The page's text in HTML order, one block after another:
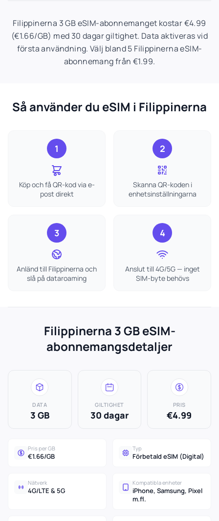
Filippinerna 3 GB eSIM-abonnemanget kostar €4.99
(€1.66/GB) med 30 dagar giltighet. Data aktiveras vid
första användning. Välj bland 5 Filippinerna eSIM-
abonnemang från €1.99.
Så använder du eSIM i Filippinerna
1
Köp och få QR-kod via e-
post direkt
2
Skanna QR-koden i
enhetsinställningarna
3
Anländ till Filippinerna och
slå på dataroaming
4
Anslut till 4G/5G — inget
SIM-byte behövs
Filippinerna 3 GB eSIM-
abonnemangsdetaljer
DATA
3 GB
GILTIGHET
30 dagar
PRIS
€4.99
Pris per GB
€1.66/GB
Typ
Förbetald eSIM (Digital)
Nätverk
4G/LTE & 5G
Kompatibla enheter
iPhone, Samsung, Pixel
m.fl.